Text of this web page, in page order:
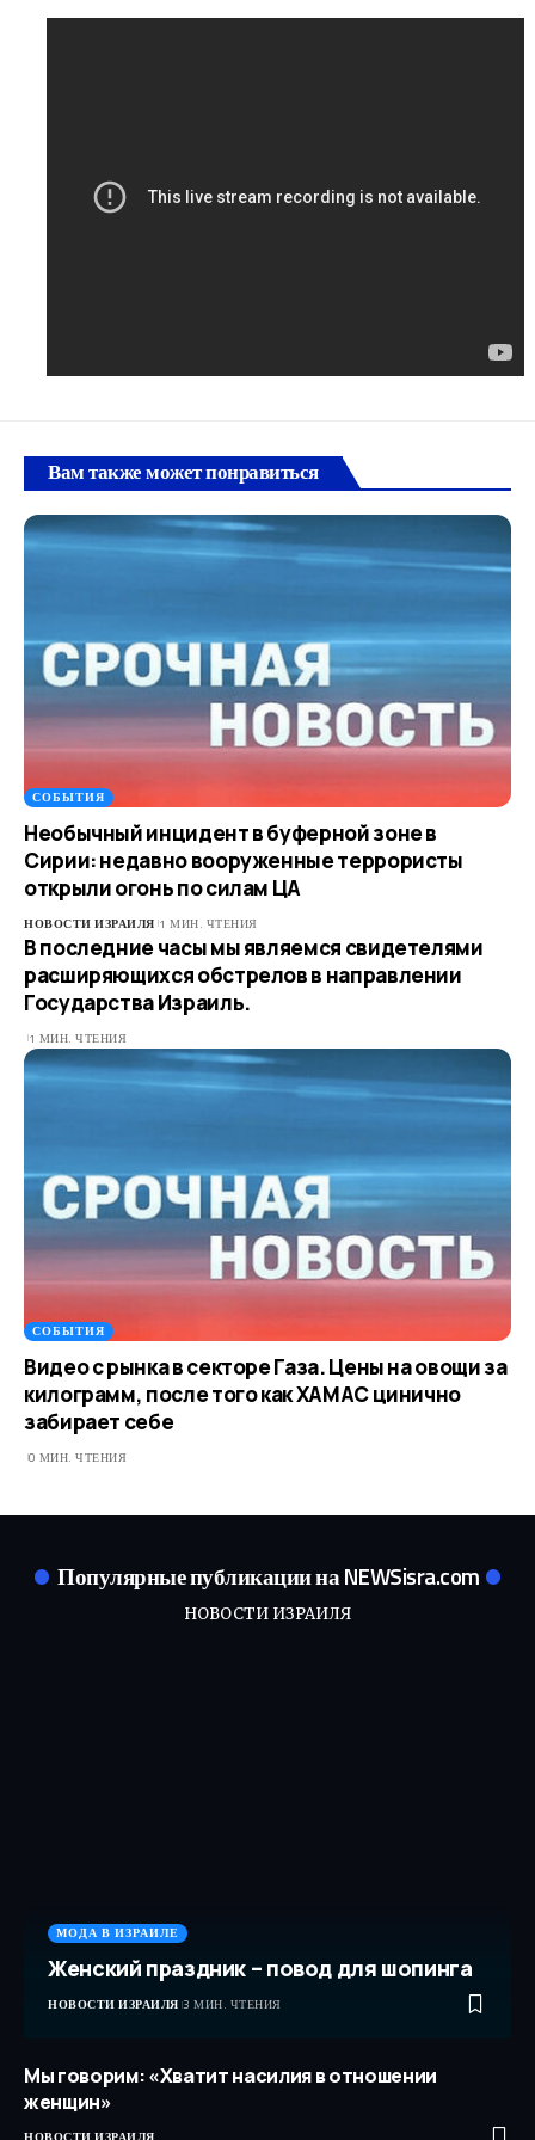
Вам также может понравиться
СОБЫТИЯ
Необычный инцидент в буферной зоне в
Сирии: недавно вооруженные террористы
открыли огонь по силам ЦА
НОВОСТИ ИЗРАИЛЯ 1 МИН. ЧТЕНИЯ
В последние часы мы являемся свидетелями
расширяющихся обстрелов в направлении
Государства Израиль.
1 МИН. ЧТЕНИЯ
СОБЫТИЯ
Видео с рынка в секторе Газа. Цены на овощи за
килограмм, после того как ХАМАС цинично
забирает себе
0 МИН. ЧТЕНИЯ
Популярные публикации на NEWSisra.com
НОВОСТИ ИЗРАИЛЯ
МОДА В ИЗРАИЛЕ
Женский праздник – повод для шопинга
НОВОСТИ ИЗРАИЛЯ 3 МИН. ЧТЕНИЯ
Мы говорим: «Хватит насилия в отношении
женщин»